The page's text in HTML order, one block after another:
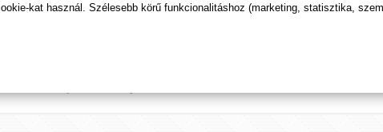
nem alkalmasak betegségek kezelésére, gyógyítására és azok
alatt ne szedje a készítményeket! A termék használata során mért méretnövekedés
kat használ. Szélesebb körű funkcionalitáshoz (marketing, statisztika,